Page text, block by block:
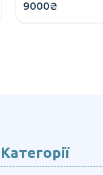
прогулянкова
коляска
9000₴
Категорії